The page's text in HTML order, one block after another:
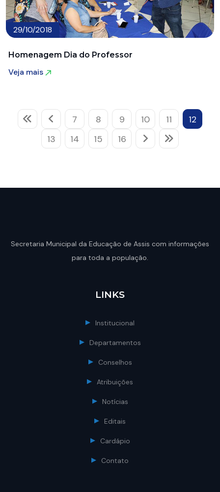
29/10/2018
Homenagem Dia do Professor
Veja mais
7 8 9 10 11
12
13
14 15 16
Secretaria Municipal da Educação de Assis com informações
para toda a população.
LINKS
Institucional
Departamentos
Conselhos
Atribuições
Notícias
Editais
Cardápio
Contato